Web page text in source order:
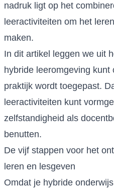
nadruk ligt op het
leeractiviteiten om het
maken.
In dit artikel leggen we uit
hybride leeromgeving
praktijk wordt toegepast.
leeractiviteiten kunt
zelfstandigheid als
benutten.
De vijf stappen voor het
leren en lesgeven
Omdat je hybride